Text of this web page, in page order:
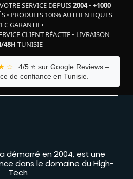
SERVICE DEPUIS2004• +1000
• PRODUITS 100% AUTHENTIQUES
GARANTIE•
CLIENT RÉACTIF • LIVRAISON
48H TUNISIE
☆
4/5 ⭐ sur Google Reviews –
de confiance en Tunisie.
démarré en 2004, est une
dans le domaine du High-
Tech